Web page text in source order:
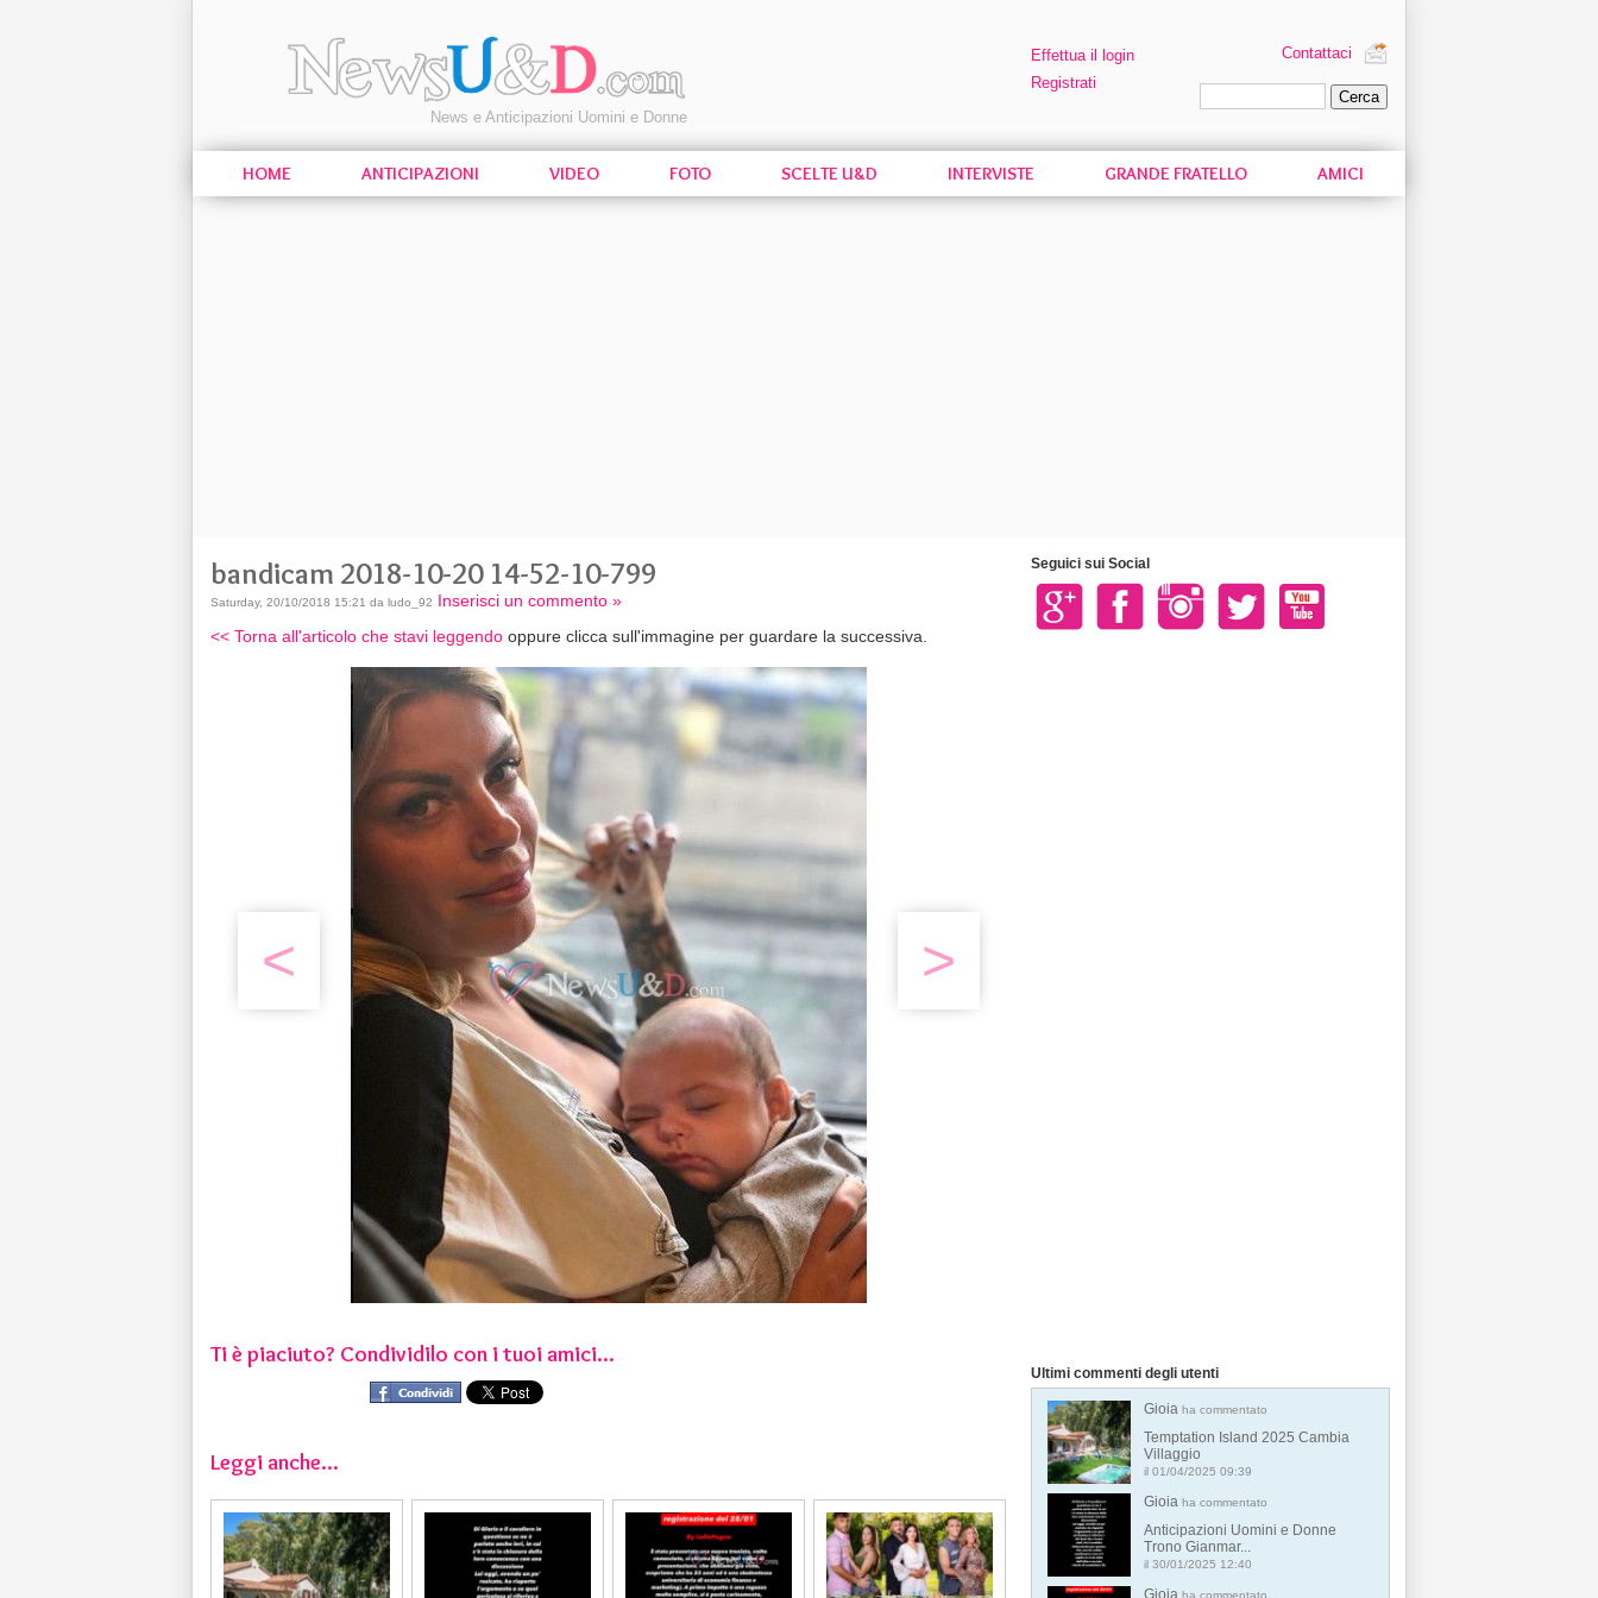
News e Anticipazioni Uomini e Donne
Effettua il login
Registrati
Contattaci
HOME ANTICIPAZIONI VIDEO FOTO SCELTE U&D INTERVISTE GRANDE FRATELLO AMICI
bandicam 2018-10-20 14-52-10-799
Saturday, 20/10/2018 15:21 da ludo_92 Inserisci un commento »
<< Torna all'articolo che stavi leggendo oppure clicca sull'immagine per guardare la successiva.
< >
Ti è piaciuto? Condividilo con i tuoi amici...
Leggi anche...
Seguici sui Social
Ultimi commenti degli utenti
Gioia ha commentato
Temptation Island 2025 Cambia
Villaggio
il 01/04/2025 09:39
Gioia ha commentato
Anticipazioni Uomini e Donne
Trono Gianmar...
il 30/01/2025 12:40
Gioia ha commentato